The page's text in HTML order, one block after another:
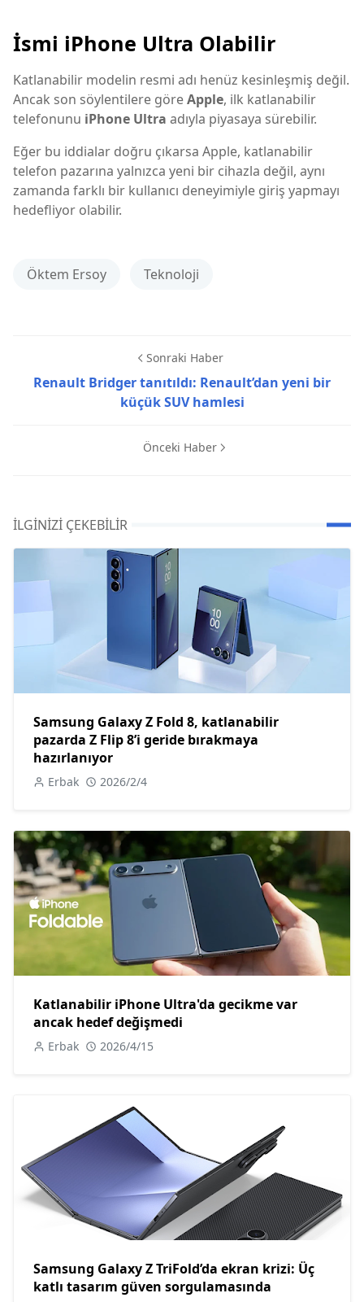
İsmi iPhone Ultra Olabilir
Katlanabilir modelin resmi adı henüz kesinleşmiş değil.
Ancak son söylentilere göreApple, ilk katlanabilir
telefonunu iPhone Ultra adıyla piyasaya sürebilir.
Eğer bu iddialar doğru çıkarsa Apple, katlanabilir
telefon pazarına yalnızca yeni bir cihazla değil, aynı
zamanda farklı bir kullanıcı deneyimiyle giriş yapmayı
hedefliyor olabilir.
Öktem Ersoy Teknoloji
Sonraki Haber
Renault Bridger tanıtıldı: Renault’dan yeni bir
küçük SUV hamlesi
Önceki Haber
İLGINIZI ÇEKEBILIR
Samsung Galaxy Z Fold 8, katlanabilir
pazarda Z Flip 8’i geride bırakmaya
hazırlanıyor
Erbak 2026/2/4
Katlanabilir iPhone Ultra'da gecikme var
ancak hedef değişmedi
Erbak 2026/4/15
Samsung Galaxy Z TriFold’da ekran krizi: Üç
katlı tasarım güven sorgulamasında